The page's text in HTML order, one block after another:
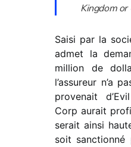
Kingdom
Saisi par la
admet la
million de
l’assureur n’a
prove­nait
Corp aurait
serait ainsi
soit sanc­tionné